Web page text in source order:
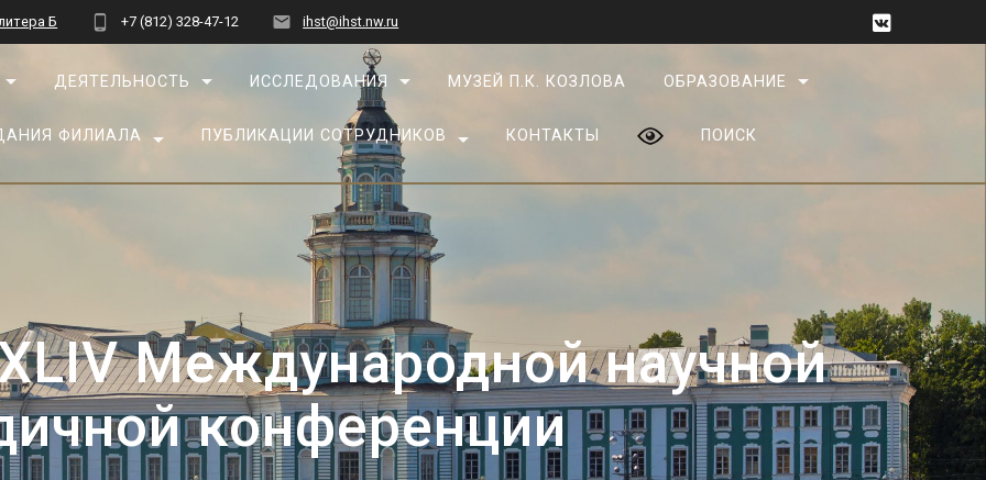
Б +7 (812) 328-47-12 ihst@ihst.nw.ru
ДЕЯТЕЛЬНОСТЬ ИССЛЕДОВАНИЯ МУЗЕЙ П.К. КОЗЛОВА ОБРАЗОВАНИЕ
ФИЛИАЛА ПУБЛИКАЦИИ СОТРУДНИКОВ КОНТАКТЫ ПОИСК
Международной научной
конференции